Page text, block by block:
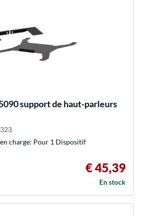
support de haut-parleurs
charge: Pour 1 Dispositif
€ 45,39
En stock